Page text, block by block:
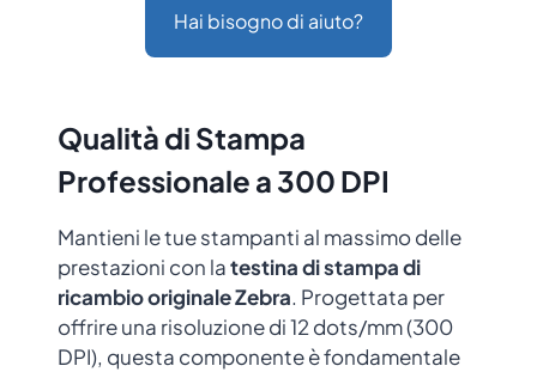
Hai bisogno di aiuto?
Qualità di Stampa
Professionale a 300 DPI
Mantieni le tue stampanti al massimo delle
prestazioni con latestina di stampa di
ricambio originale Zebra. Progettata per
offrire una risoluzione di 12 dots/mm (300
DPI), questa componente è fondamentale